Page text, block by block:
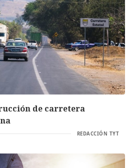
de carretera
REDACCIÓN TYT